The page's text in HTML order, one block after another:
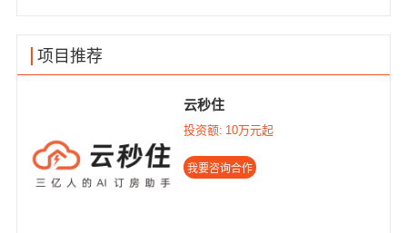
项目推荐
云秒住
投资额: 10万元起